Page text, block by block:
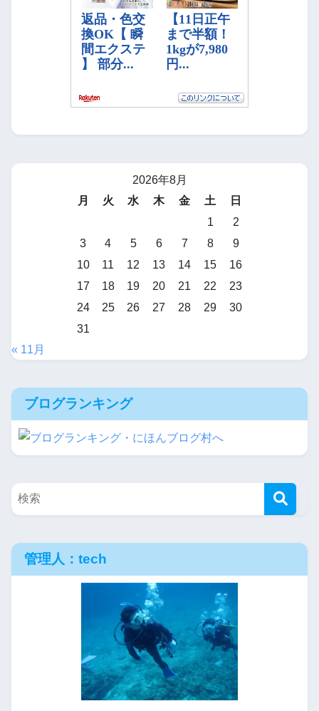
2026年8月
月
火 水 木 金 土
日
1
2
3
4 5 6 7 8
9
10
11 12 13 14 15
16
17
18 19 20 21 22
23
24
25 26 27 28 29
30
31
« 11月
ブログランキング
管理人：tech